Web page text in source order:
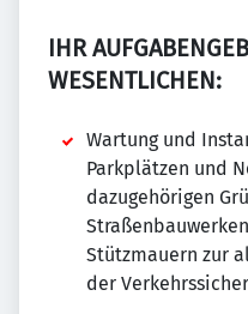
IHR
WESENTLICHEN:
Wartung und
Parkplätzen und
dazugehörigen
Stützmauern zur
der